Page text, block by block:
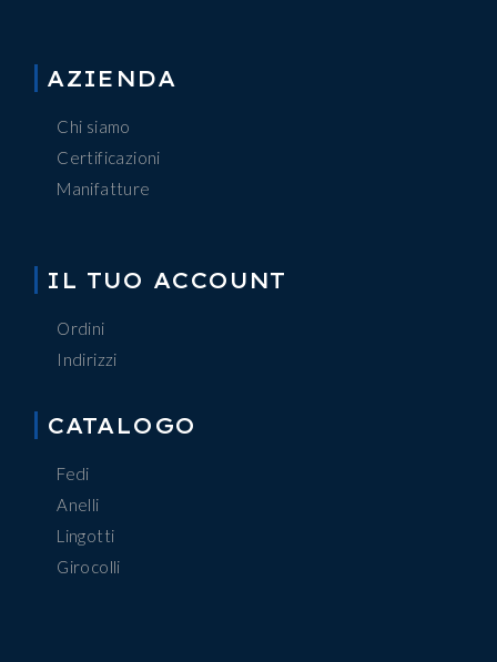
AZIENDA
Chi siamo
Certificazioni
Manifatture
IL TUO ACCOUNT
Ordini
Indirizzi
CATALOGO
Fedi
Anelli
Lingotti
Girocolli